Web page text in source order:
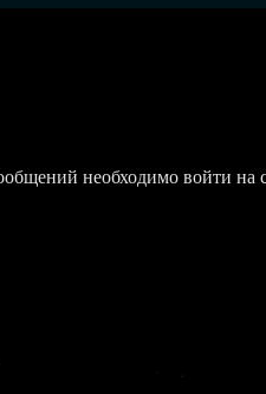
необходимо войти на